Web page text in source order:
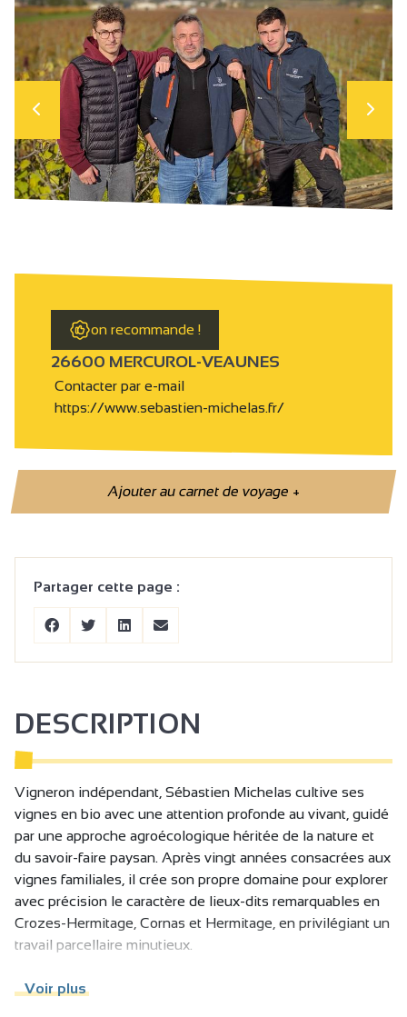
on recommande !
26600 MERCUROL-VEAUNES
Contacter par e-mail
https://www.sebastien-michelas.fr/
Ajouter au carnet de voyage+
Partager cette page :
DESCRIPTION
Vigneron indépendant, Sébastien Michelas cultive ses
vignes en bio avec une attention profonde au vivant, guidé
par une approche agroécologique héritée de la nature et
du savoir-faire paysan. Après vingt années consacrées aux
vignes familiales, il crée son propre domaine pour explorer
avec précision le caractère de lieux-dits remarquables en
Crozes-Hermitage, Cornas et Hermitage, en privilégiant un
travail parcellaire minutieux.
Les parcelles qu’il vinifie — Chapon, Les Pichères, Les
Voir plus